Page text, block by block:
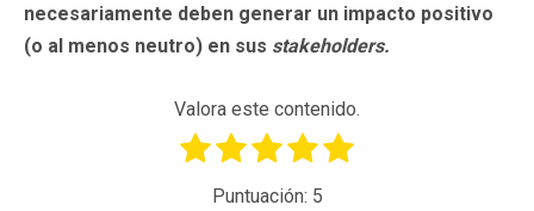
necesariamente deben generar un impacto positivo
(o al menos neutro) en sus stakeholders.
Valora este contenido.
Puntuación: 5